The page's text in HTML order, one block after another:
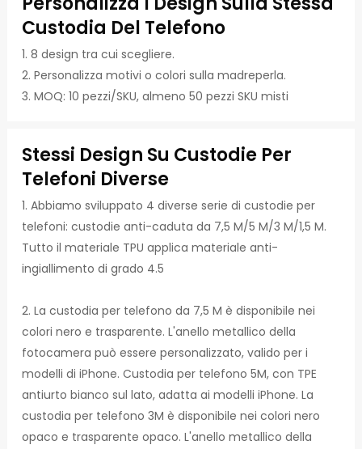
Custodia Del Telefono
1. 8 design tra cui scegliere.
2. Personalizza motivi o colori sulla madreperla.
3. MOQ: 10 pezzi/SKU, almeno 50 pezzi SKU misti
Stessi Design Su Custodie Per
Telefoni Diverse
1. Abbiamo sviluppato 4 diverse serie di custodie per
telefoni: custodie anti-caduta da 7,5 M/5 M/3 M/1,5 M.
Tutto il materiale TPU applica materiale anti-
ingiallimento di grado 4.5
2. La custodia per telefono da 7,5 M è disponibile nei
colori nero e trasparente. L'anello metallico della
fotocamera può essere personalizzato, valido per i
modelli di iPhone. Custodia per telefono 5M, con TPE
antiurto bianco sul lato, adatta ai modelli iPhone. La
custodia per telefono 3M è disponibile nei colori nero
opaco e trasparente opaco. L'anello metallico della